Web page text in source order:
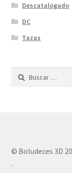
Descatalogado
DC
Tazas
Buscar:
© Boludeces 3D
.